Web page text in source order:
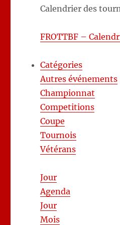
Calendrier des
FROTTBF –
Catégories
Autres événements
Championnat
Competitions
Coupe
Tournois
Vétérans
Jour
Agenda
Jour
Mois